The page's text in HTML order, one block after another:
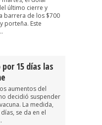
último cierre y
barrera de los $700
porteña. Este
15 días las
aumentos del
decidió suspender
La medida,
se da en el